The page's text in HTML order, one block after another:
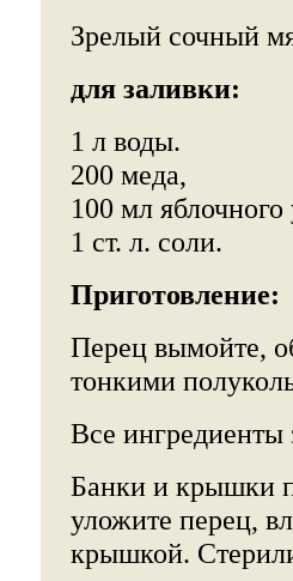
Зрелый сочный
для заливки:
1 л воды.
200 меда,
100 мл яблочного
1 ст. л. соли.
Приготовление:
Перец вымойте,
тонкими
Все ингредиенты
Банки и крышки
уложите перец,
крышкой.